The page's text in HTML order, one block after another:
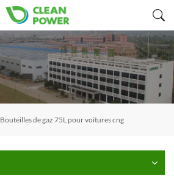
Bouteilles de gaz 75L pour voitures cng